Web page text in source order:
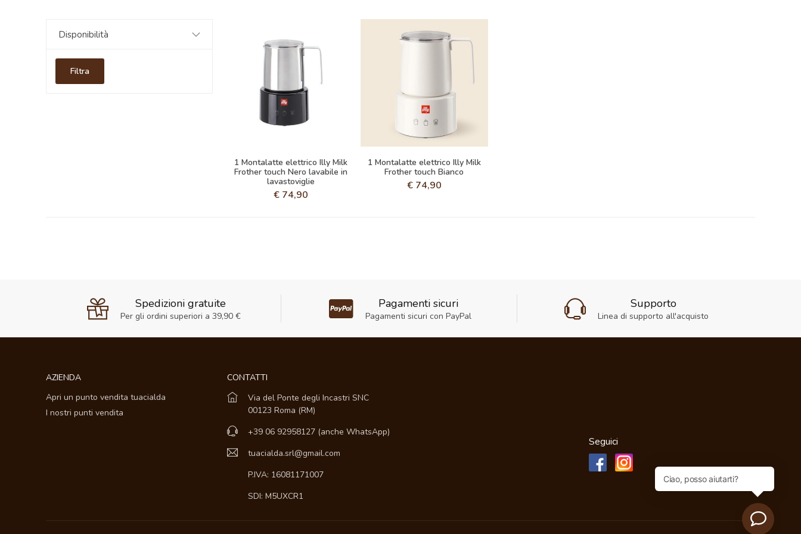
Disponibilità
Filtra
1 Montalatte elettrico Illy Milk
Frother touch Nero lavabile in
lavastoviglie
€ 74,90
1 Montalatte elettrico Illy Milk
Frother touch Bianco
€ 74,90
Spedizioni gratuite
Per gli ordini superiori a 39,90 €
Pagamenti sicuri
Pagamenti sicuri con PayPal
Supporto
Linea di supporto all'acquisto
AZIENDA
Apri un punto vendita tuacialda
I nostri punti vendita
CONTATTI
Via del Ponte degli Incastri SNC
00123 Roma (RM)
+39 06 92958127 (anche WhatsApp)
tuacialda.srl@gmail.com
P.IVA: 16081171007
SDI: M5UXCR1
Seguici